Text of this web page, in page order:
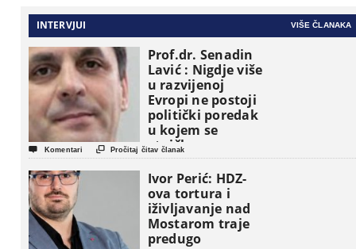
INTERVJUI VIŠE ČLANAKA
Prof.dr. Senadin
Lavić : Nigdje više
u razvijenoj
Evropi ne postoji
politički poredak
u kojem se
etničke grupe
pojavljuju kao
osnovne
političke jedinice
 Komentari  Pročitaj čitav članak
Ivor Perić: HDZ-
ova tortura i
iživljavanje nad
Mostarom traje
predugo